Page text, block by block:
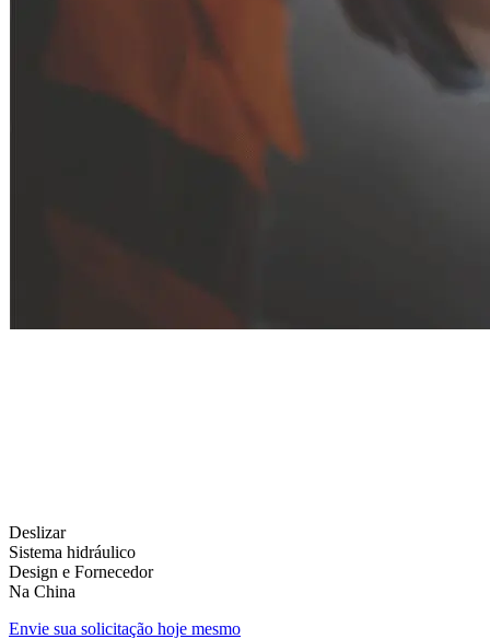
Deslizar
Sistema hidráulico
Design e Fornecedor
Na China
Envie sua solicitação hoje mesmo